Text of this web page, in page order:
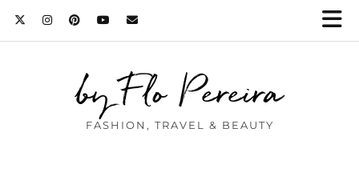
by Flo Pereira
FASHION, TRAVEL & BEAUTY